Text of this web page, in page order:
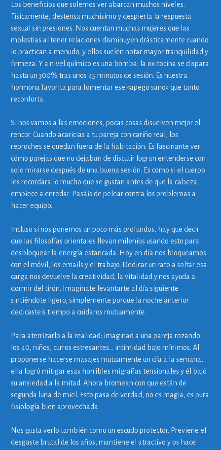
Los beneficios que solemos ver abarcan muchos niveles.
Físicamente, destensa muchísimo y despierta la respuesta
sexual sin presiones. Nos cuentan muchas mujeres que las
molestias al tener relaciones disminuyen drásticamente cuando
lo practican a menudo, y ellos suelen notar mayor tranquilidad y
firmeza. Y a nivel químico es una bomba: la oxitocina se dispara
hasta un 300% tras unos 45 minutos de sesión. Es nuestra
hormona favorita para fomentar ese «apego sano» que tanto
reconforta.
Si nos vamos a las emociones, pocas cosas disuelven mejor el
rencor. Cuando acaricias a tu pareja con cariño real, los
reproches se quedan fuera de la habitación. Es fascinante ver
cómo parejas que no dejaban de discutir logran entenderse con
solo mirarse después de una buena sesión. Es como si el cuerpo
les recordara lo mucho que se gustan antes de que la cabeza
empiece a enredar. Pasáis de pelear contra los problemas a
hacer equipo.
Incluso si nos ponemos un poco más profundos, hay que decir
que las filosofías orientales llevan milenios usando esto para
desbloquear la energía estancada. Hoy en día nos bloqueamos
con el móvil, los emails y el trabajo. Dedicar un rato a soltar esa
carga nos devuelve la creatividad, la vitalidad y nos ayuda a
dormir del tirón. Imagínate levantarte al día siguiente
sintiéndote ligero, simplemente porque la noche anterior
dedicasteis tiempo a cuidaros mutuamente.
Para aterrizarlo a la realidad: imaginad a una pareja rozando
los 40, niños, curros estresantes… intimidad bajo mínimos. Al
proponerse hacerse masajes mutuamente un día a la semana,
ella logró mitigar esas horribles migrañas tensionales y él bajó
su ansiedad a la mitad. Ahora bromean con que están de
segunda luna de miel. Esto pasa de verdad, no es magia, es pura
fisiología bien aprovechada.
Nos gusta verlo también como un escudo protector. Previene el
desgaste brutal de los años, mantiene el atractivo y os hace